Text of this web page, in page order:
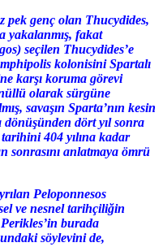
pek genç olan Thucydides,
yakalanmış, fakat
seçilen Thucydides’e
kolonisini Spartalı
karşı koruma görevi
olarak sürgüne
savaşın Sparta’nın kesin
dört yıl sonra
tarihini 404 yılına kadar
sonrasını anlatmaya ömrü
Peloponnesos
ve nesnel tarihçiliğin
burada
söylevini de,